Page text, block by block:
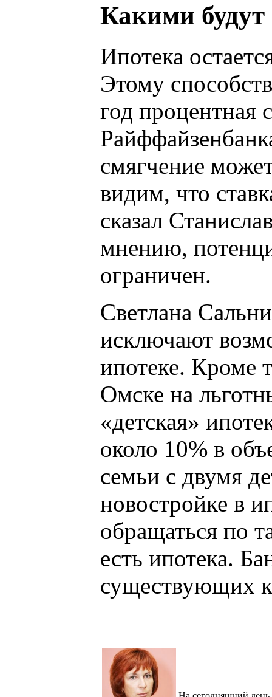
Какими будут
Ипотека
Этому
год процентная
смягчение
видим, что
сказал
мнению,
ограничен.
Светлана
исключают
ипотеке. Кроме
Омске на
«детская»
около 10% в
семьи с двумя
новостройке в
обращаться по
есть ипотека.
существующих